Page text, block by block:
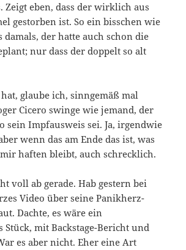
Zeigt eben, dass der wirklich aus
gestorben ist. So ein bisschen wie
damals, der hatte auch schon die
nur dass der doppelt so alt
glaube ich, sinngemäß mal
Cicero swinge wie jemand, der
sein Impfausweis sei. Ja, irgendwie
wenn das am Ende das ist, was
haften bleibt, auch schrecklich.
voll ab gerade. Hab gestern bei
Video über seine Panikherz-
Dachte, es wäre ein
mit Backstage-Bericht und
es aber nicht. Eher eine Art